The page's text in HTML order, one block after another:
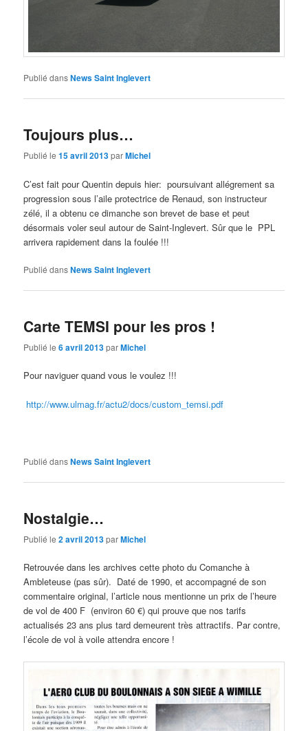
Publié dansNews Saint Inglevert
Toujours plus…
Publié le15 avril 2013parMichel
C’est fait pour Quentin depuis hier: poursuivant allégrement sa
progression sous l’aile protectrice de Renaud, son instructeur
zélé, il a obtenu ce dimanche son brevet de base et peut
désormais voler seul autour de Saint-Inglevert. Sûr que le PPL
arrivera rapidement dans la foulée !!!
Publié dansNews Saint Inglevert
Carte TEMSI pour les pros !
Publié le6 avril 2013parMichel
Pour naviguer quand vous le voulez !!!
http://www.ulmag.fr/actu2/docs/custom_temsi.pdf
Publié dansNews Saint Inglevert
Nostalgie…
Publié le2 avril 2013parMichel
Retrouvée dans les archives cette photo du Comanche à
Ambleteuse (pas sûr). Daté de 1990, et accompagné de son
commentaire original, l’article nous mentionne un prix de l’heure
de vol de 400 F (environ 60 €) qui prouve que nos tarifs
actualisés 23 ans plus tard demeurent très attractifs. Par contre,
l’école de vol à voile attendra encore !